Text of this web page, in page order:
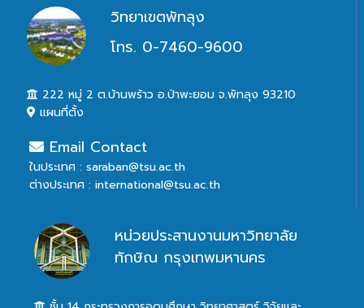
วิทยาเขตพัทลุง
โทร. 0-7460-9600
222 หมู่ 2 ต.บ้านพร้าว อ.ป่าพะยอม จ.พัทลุง 93210
แผนที่ตั้ง
Email Contact
ในประเทศ : saraban@tsu.ac.th
ต่างประเทศ : international@tsu.ac.th
หน่วยประสานงานมหาวิทยาลัย
ทักษิณ กรุงเทพมหานคร